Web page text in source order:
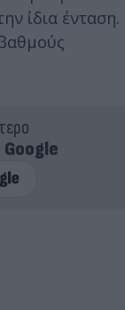
ίδια ένταση.
Google